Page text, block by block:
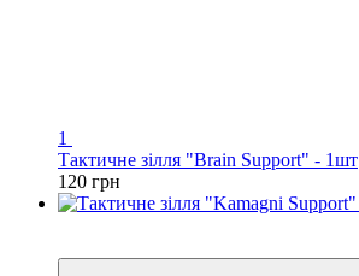
1
Тактичне зілля "Brain Support" - 1шт
120 грн